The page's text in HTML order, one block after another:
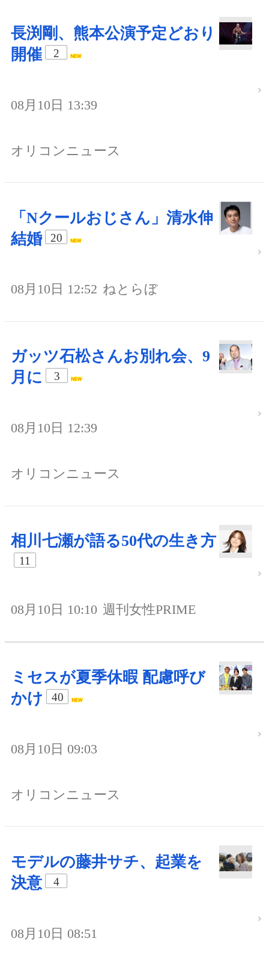
長渕剛、熊本公演予定どおり
開催
2
08月10日 13:39
オリコンニュース
「Nクールおじさん」清水伸
結婚
20
08月10日 12:52 ねとらぼ
ガッツ石松さんお別れ会、9
月に
3
08月10日 12:39
オリコンニュース
相川七瀬が語る50代の生き方
11
08月10日 10:10 週刊女性PRIME
ミセスが夏季休暇 配慮呼び
かけ
40
08月10日 09:03
オリコンニュース
モデルの藤井サチ、起業を
決意
4
08月10日 08:51